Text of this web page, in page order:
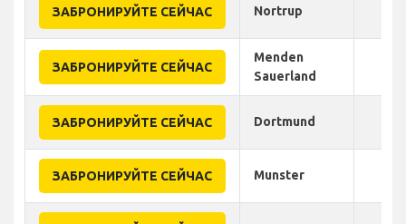
ЗАБРОНИРУЙТЕ СЕЙЧАС Nortrup
ЗАБРОНИРУЙТЕ СЕЙЧАС
Menden
Sauerland
ЗАБРОНИРУЙТЕ СЕЙЧАС Dortmund
ЗАБРОНИРУЙТЕ СЕЙЧАС Munster